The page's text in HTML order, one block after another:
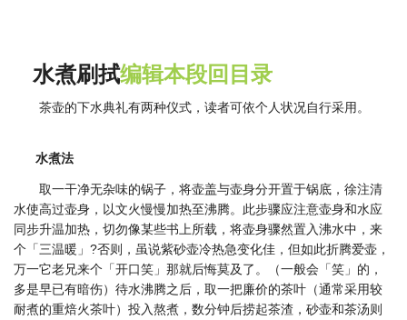
水煮刷拭编辑本段回目录
茶壶的下水典礼有两种仪式，读者可依个人状况自行采用。
水煮法
取一干净无杂味的锅子，将壶盖与壶身分开置于锅底，徐注清
水使高过壶身，以文火慢慢加热至沸腾。此步骤应注意壶身和水应
同步升温加热，切勿像某些书上所载，将壶身骤然置入沸水中，来
个「三温暖」?否则，虽说紫砂壶冷热急变化佳，但如此折腾爱壶，
万一它老兄来个「开口笑」那就后悔莫及了。（一般会「笑」的，
多是早已有暗伤）待水沸腾之后，取一把廉价的茶叶（通常采用较
耐煮的重焙火茶叶）投入熬煮，数分钟后捞起茶渣，砂壶和茶汤则